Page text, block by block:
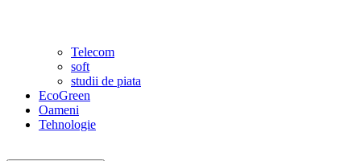
Telecom
soft
studii de piata
EcoGreen
Oameni
Tehnologie